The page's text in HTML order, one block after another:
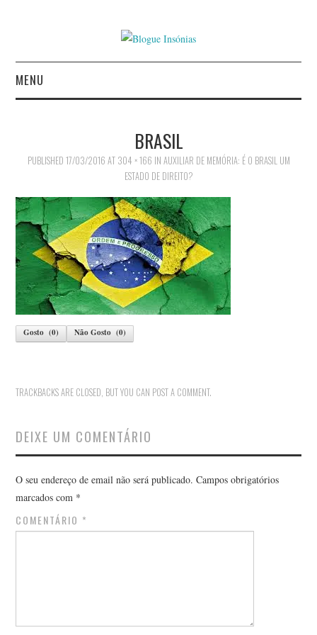
MENU
ALEXANDRE MIGUEL
MESTRE
AMÉRICO COUTINHO
ANA RAMALHEIRA
ANTÓNIO ARAÚJO
ANTÓNIO CAPUCHO
ANTÓNIO MARTINHO
BRASIL
PUBLISHED 17/03/2016 AT 304 × 166 IN AUXILIAR DE MEMÓRIA: É O BRASIL UM
ESTADO DE DIREITO?
Gosto (0) Não Gosto (0)
TRACKBACKS ARE CLOSED, BUT YOU CAN POST A COMMENT.
DEIXE UM COMENTÁRIO
O seu endereço de email não será publicado. Campos obrigatórios
marcados com *
COMENTÁRIO *